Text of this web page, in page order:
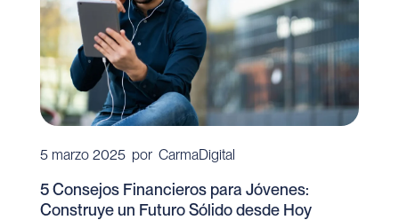
5 marzo 2025 por CarmaDigital
5 Consejos Financieros para Jóvenes:
Construye un Futuro Sólido desde Hoy